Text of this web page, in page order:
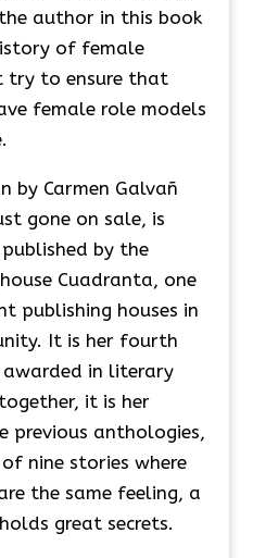
author in this book
of female
try to ensure that
female role models
by Carmen Galvañ
gone on sale, is
published by the
Cuadranta, one
publishing houses in
It is her fourth
in literary
it is her
previous anthologies,
nine stories where
the same feeling, a
great secrets.